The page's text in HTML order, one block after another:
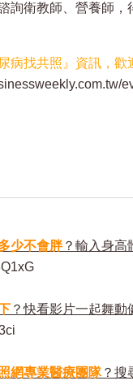
詢衛教師、營養師，
病找共照』資訊，歡
少不會胖？輸入身高
？快看影片一起舞動
網專業醫療團隊？搜